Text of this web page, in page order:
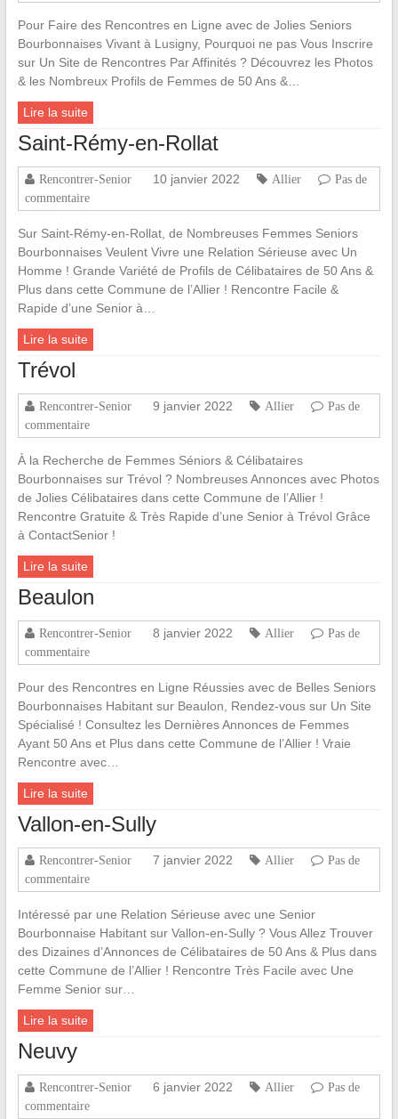
Pour Faire des Rencontres en Ligne avec de Jolies Seniors
Bourbonnaises Vivant à Lusigny, Pourquoi ne pas Vous Inscrire
sur Un Site de Rencontres Par Affinités ? Découvrez les Photos
& les Nombreux Profils de Femmes de 50 Ans &…
Lire la suite
Saint-Rémy-en-Rollat
Rencontrer-Senior 10 janvier 2022 Allier
Pas de
commentaire
Sur Saint-Rémy-en-Rollat, de Nombreuses Femmes Seniors
Bourbonnaises Veulent Vivre une Relation Sérieuse avec Un
Homme ! Grande Variété de Profils de Célibataires de 50 Ans &
Plus dans cette Commune de l’Allier ! Rencontre Facile &
Rapide d’une Senior à…
Lire la suite
Trévol
Rencontrer-Senior 9 janvier 2022 Allier
Pas de
commentaire
À la Recherche de Femmes Séniors & Célibataires
Bourbonnaises sur Trévol ? Nombreuses Annonces avec Photos
de Jolies Célibataires dans cette Commune de l’Allier !
Rencontre Gratuite & Très Rapide d’une Senior à Trévol Grâce
à ContactSenior !
Lire la suite
Beaulon
Rencontrer-Senior 8 janvier 2022 Allier
Pas de
commentaire
Pour des Rencontres en Ligne Réussies avec de Belles Seniors
Bourbonnaises Habitant sur Beaulon, Rendez-vous sur Un Site
Spécialisé ! Consultez les Dernières Annonces de Femmes
Ayant 50 Ans et Plus dans cette Commune de l’Allier ! Vraie
Rencontre avec…
Lire la suite
Vallon-en-Sully
Rencontrer-Senior 7 janvier 2022 Allier
Pas de
commentaire
Intéressé par une Relation Sérieuse avec une Senior
Bourbonnaise Habitant sur Vallon-en-Sully ? Vous Allez Trouver
des Dizaines d’Annonces de Célibataires de 50 Ans & Plus dans
cette Commune de l’Allier ! Rencontre Très Facile avec Une
Femme Senior sur…
Lire la suite
Neuvy
Rencontrer-Senior 6 janvier 2022 Allier
Pas de
commentaire